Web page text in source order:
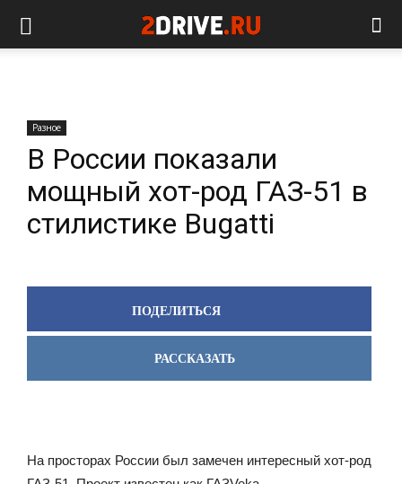
Разное
В России показали
мощный хот-род ГАЗ-51 в
стилистике Bugatti
ПОДЕЛИТЬСЯ
РАССКАЗАТЬ
На просторах России был замечен интересный хот-род